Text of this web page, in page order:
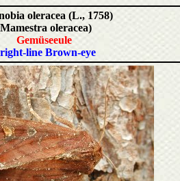
oleracea (L., 1758)
oleracea)
Gemüseeule
line Brown-eye